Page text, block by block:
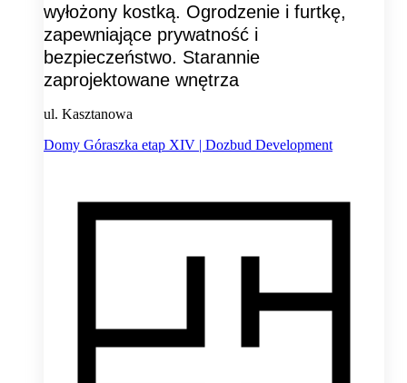
wyłożony kostką. Ogrodzenie i furtkę,
zapewniające prywatność i
bezpieczeństwo. Starannie
zaprojektowane wnętrza
ul. Kasztanowa
Domy Góraszka etap XIV | Dozbud Development